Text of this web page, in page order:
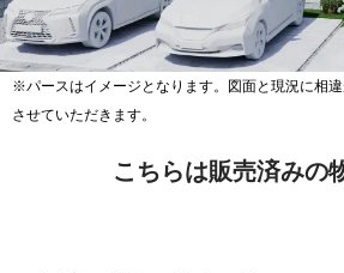
※パースはイメージとなります。図面と現況に相
させていただきます。
こちらは販売済みの